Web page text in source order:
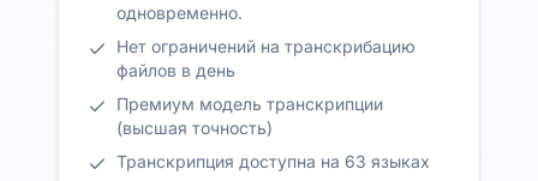
одновременно.
Нет ограничений на транскрибацию
файлов в день
Премиум модель транскрипции
(высшая точность)
Транскрипция доступна на 63 языках